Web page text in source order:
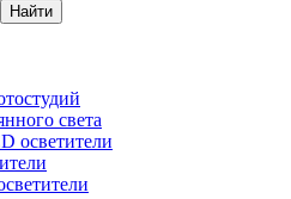
света
осветители